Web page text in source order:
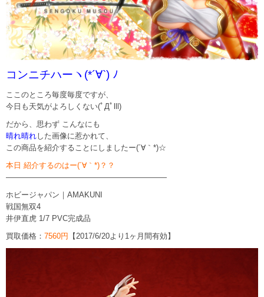
コンニチハーヽ(*´∀`) ﾉ
ここのところ毎度毎度ですが、
今日も天気がよろしくない(ﾟДﾟlll)
だから、思わず こんなにも
晴れ晴れした画像に惹かれて、
この商品を紹介することにしましたー(´∀｀*)☆
本日 紹介するのはー(´∀｀*)？？
—————————————————————
ホビージャパン｜AMAKUNI
戦国無双4
井伊直虎 1/7 PVC完成品
買取価格： 7560円 【2017/6/20より1ヶ月間有効】